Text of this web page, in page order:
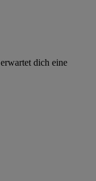
dich eine